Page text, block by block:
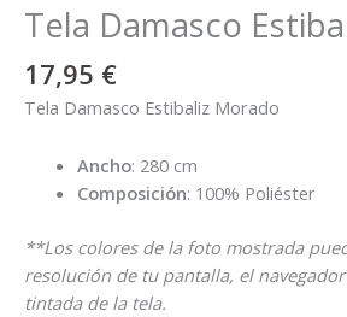
Tela Damasco
17,95 €
Tela Damasco Estibaliz Morado
Ancho: 280 cm
Composición: 100% Poliéster
**Los colores de la foto mostrada
resolución de tu pantalla, el
tintada de la tela.